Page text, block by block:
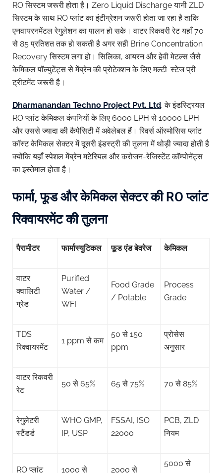
RO सिस्टम जरूरी होता है। Zero Liquid Discharge यानी ZLD
सिस्टम के साथ RO प्लांट का इंटीग्रेशन जरूरी होता जा रहा है ताकि
एनवायरनमेंटल रेगुलेशन का पालन हो सके। वाटर रिकवरी रेट यहाँ 70
से 85 प्रतिशत तक हो सकती है अगर सही Brine Concentration
Recovery सिस्टम लगा हो। सिलिका, आयरन और हेवी मेटल्स जैसे
केमिकल पॉल्युटेंट्स से मेंब्रेन की प्रोटेक्शन के लिए मल्टी-स्टेज प्री-
ट्रीटमेंट जरूरी है।
Dharmanandan Techno Project Pvt. Ltd. के इंडस्ट्रियल
RO प्लांट केमिकल कंपनियों के लिए 6000 LPH से 10000 LPH
और उससे ज्यादा की कैपेसिटी में अवेलेबल हैं। रिवर्स ऑस्मोसिस प्लांट
कॉस्ट केमिकल सेक्टर में दूसरी इंडस्ट्री की तुलना में थोड़ी ज्यादा होती है
क्योंकि यहाँ स्पेशल मेंब्रेन मटेरियल और करोजन-रेजिस्टेंट कॉम्पोनेंट्स
का इस्तेमाल होता है।
फार्मा, फूड और केमिकल सेक्टर की RO प्लांट
रिक्वायरमेंट की तुलना
पैरामीटर फार्मास्युटिकल फूडएंडबेवरेज केमिकल
वाटर
क्वालिटी
ग्रेड
Purified
Water /
WFI
Food Grade
/ Potable
Process
Grade
TDS
रिक्वायरमेंट
1 ppm से कम
50 से 150
ppm
प्रोसेस
अनुसार
वाटर रिकवरी
रेट
50 से 65% 65 से 75% 70 से 85%
रेगुलेटरी
स्टैंडर्ड
WHO GMP,
IP, USP
FSSAI, ISO
22000
PCB, ZLD
नियम
RO प्लांट 1000 से 2000 से
5000 से